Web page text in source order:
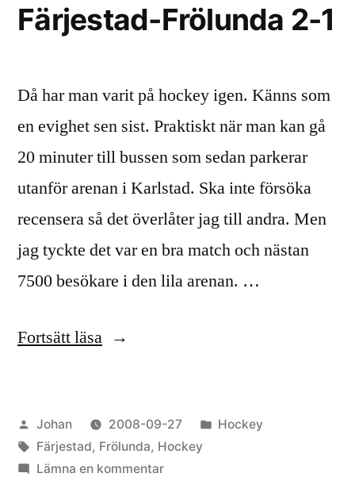
Färjestad-Frölunda 2-1
Då har man varit på hockey igen. Känns som
en evighet sen sist. Praktiskt när man kan gå
20 minuter till bussen som sedan parkerar
utanför arenan i Karlstad. Ska inte försöka
recensera så det överlåter jag till andra. Men
jag tyckte det var en bra match och nästan
7500 besökare i den lila arenan. …
Fortsätt läsa ”Färjestad-
1”
Publicerat
av
Johan 2008-09-27
Publicerat
Hockey
Etiketter:
Färjestad, Frölunda, Hockey
Lämna en kommentartill